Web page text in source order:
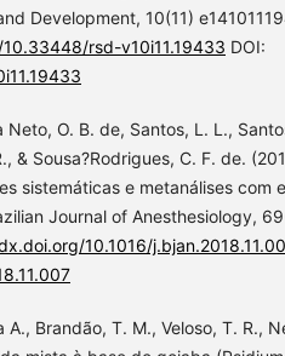
Development, 10(11)
rsd-v10i11.19433 DOI:
O. B. de, Santos, L. L.,
& Sousa?Rodrigues, C. F. de.
sistemáticas e metanálises com
Journal of Anesthesiology,
10.1016/
A., Brandão, T. M., Veloso, T. R.,